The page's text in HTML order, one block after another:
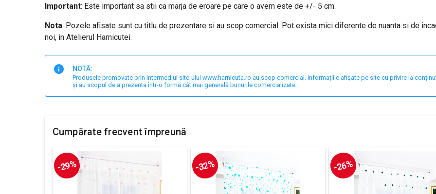
Important: Este important sa stii ca marja de eroare pe care o avem este de +/- 5 cm.
Nota: Pozele afisate sunt cu titlu de prezentare si au scop comercial. Pot exista mici diferente de nuanta si de
noi, in Atelierul Harnicutei.
NOTĂ:
Produsele promovate prin intermediul site-ului www.harnicuta.ro au scop comercial. Informațiile afișate pe site cu privire la
și au scopul de a prezenta într-o formă cât mai generală bunurile comercializate.
Cumpărate frecvent împreună
-29% -32% -26%